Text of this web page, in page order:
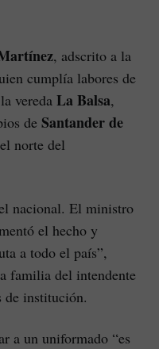
, adscrito a la
cumplía labores de
vereda La Balsa,
de Santander de
norte del
nacional. El ministro
el hecho y
a todo el país”,
familia del intendente
de institución.
a un uniformado “es